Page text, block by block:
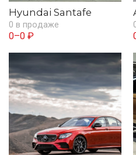
Hyundai Santafe
0 в продаже
0–0 ₽